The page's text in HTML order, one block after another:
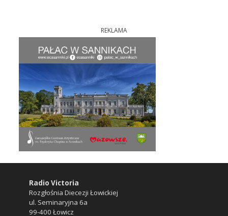
REKLAMA
Radio Victoria
Rozgłośnia Diecezji Łowickiej
ul. Seminaryjna 6a
99-400 Łowicz